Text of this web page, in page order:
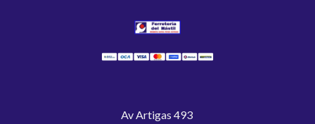
Av Artigas 493